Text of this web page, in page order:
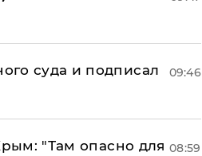
суда и подписал
09:46
"Там опасно для 08:59